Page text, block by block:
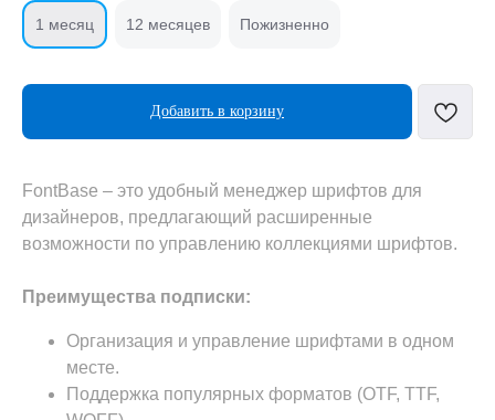
1 месяц 12 месяцев Пожизненно
Добавить в корзину
FontBase – это удобный менеджер шрифтов для
дизайнеров, предлагающий расширенные
возможности по управлению коллекциями шрифтов.
Преимущества подписки:
Организация и управление шрифтами в одном
месте.
Поддержка популярных форматов (OTF, TTF,